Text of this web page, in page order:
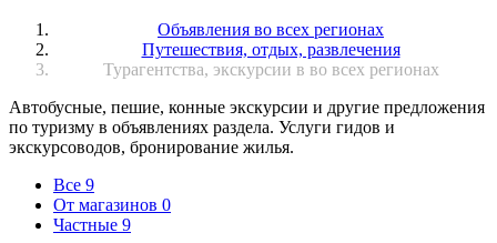
Объявления во всех регионах
Путешествия, отдых, развлечения
Турагентства, экскурсии в во всех регионах
Автобусные, пешие, конные экскурсии и другие предложения
по туризму в объявлениях раздела. Услуги гидов и
экскурсоводов, бронирование жилья.
Все 9
От магазинов 0
Частные 9